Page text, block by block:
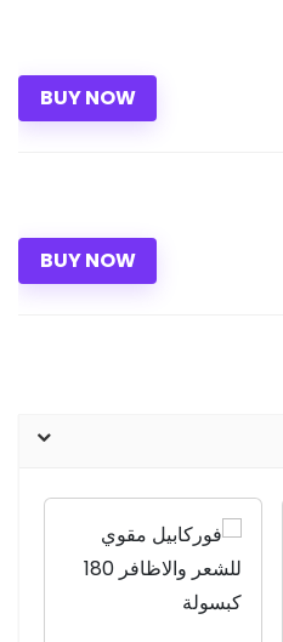
BUY NOW
BUY NOW